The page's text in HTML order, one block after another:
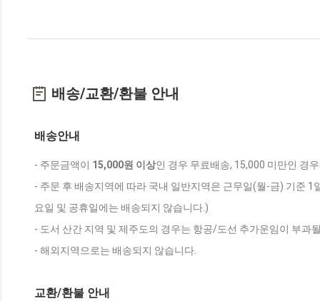
배송/교환/환불 안내
배송안내
- 주문금액이 15,000원 이상인 경우 무료배송, 15,000 미만인 경
- 주문 후 배송지역에 따라 국내 일반지역은 근무일(월-금) 기준
요일 및 공휴일에는 배송되지 않습니다.)
- 도서 산간 지역 및 제주도의 경우는 항공/도선 추가운임이 부과
- 해외지역으로는 배송되지 않습니다.
교환/환불 안내